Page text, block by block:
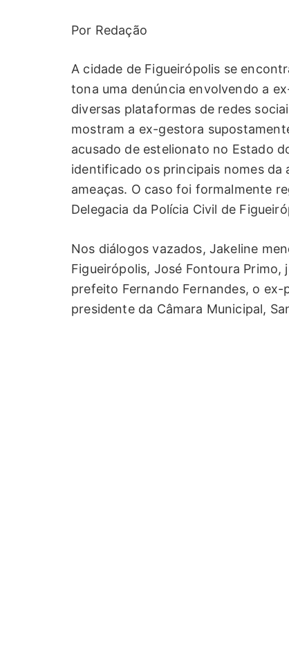
Por Redação
A cidade de Figueirópolis se
tona uma denúncia envolvendo a
diversas plataformas de redes
mostram a ex-gestora
acusado de estelionato no Estado
identificado os principais nomes da
ameaças. O caso foi formalmente
Delegacia da Polícia Civil de
Nos diálogos vazados, Jakeline
Figueirópolis, José Fontoura
prefeito Fernando Fernandes, o
presidente da Câmara Municipal,